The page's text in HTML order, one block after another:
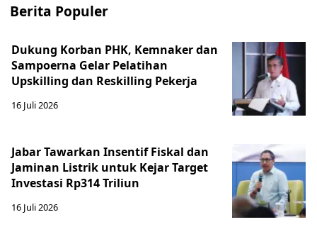
Berita Populer
Dukung Korban PHK, Kemnaker dan
Sampoerna Gelar Pelatihan
Upskilling dan Reskilling Pekerja
16 Juli 2026
Jabar Tawarkan Insentif Fiskal dan
Jaminan Listrik untuk Kejar Target
Investasi Rp314 Triliun
16 Juli 2026